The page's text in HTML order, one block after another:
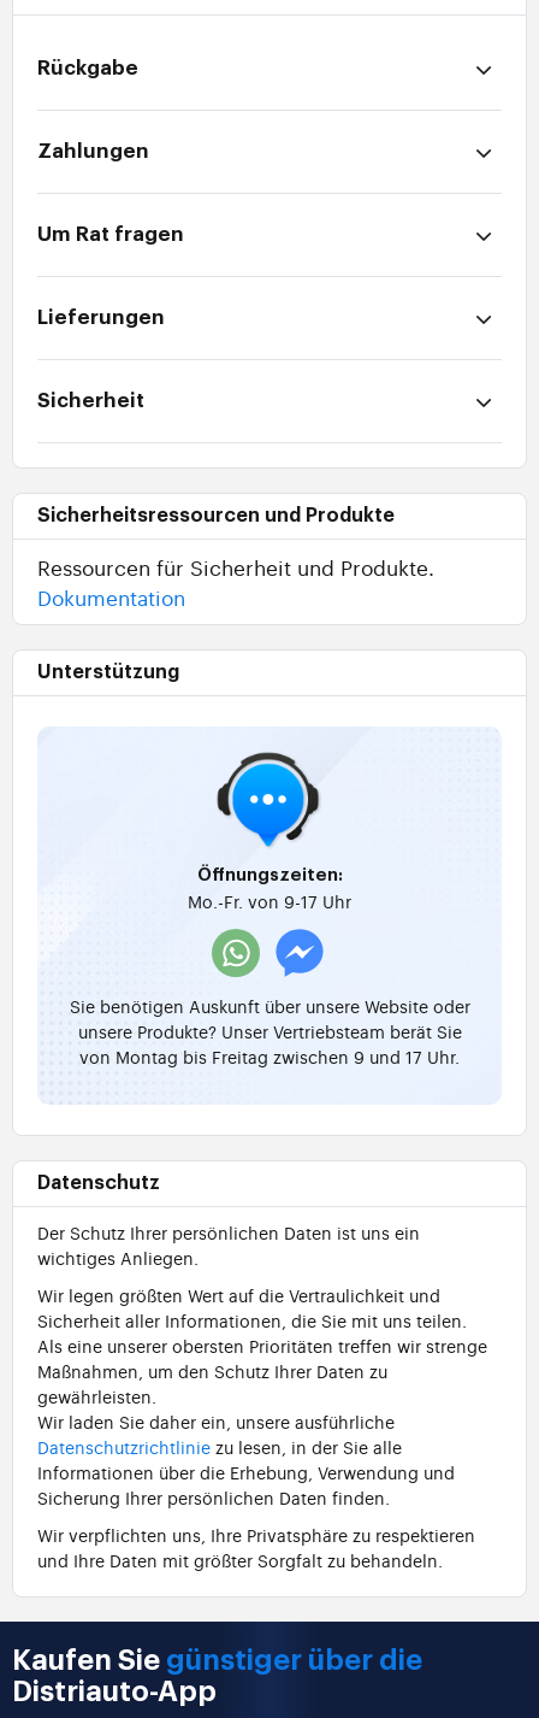
Rückgabe
Zahlungen
Um Rat fragen
Lieferungen
Sicherheit
Sicherheitsressourcen und Produkte
Ressourcen für Sicherheit und Produkte.
Dokumentation
Unterstützung
Öffnungszeiten:
Mo.-Fr. von 9-17 Uhr
Sie benötigen Auskunft über unsere Website oder
unsere Produkte? Unser Vertriebsteam berät Sie
von Montag bis Freitag zwischen 9 und 17 Uhr.
Datenschutz
Der Schutz Ihrer persönlichen Daten ist uns ein
wichtiges Anliegen.
Wir legen größten Wert auf die Vertraulichkeit und
Sicherheit aller Informationen, die Sie mit uns teilen.
Als eine unserer obersten Prioritäten treffen wir strenge
Maßnahmen, um den Schutz Ihrer Daten zu
gewährleisten.
Wir laden Sie daher ein, unsere ausführliche
Datenschutzrichtlinie zu lesen, in der Sie alle
Informationen über die Erhebung, Verwendung und
Sicherung Ihrer persönlichen Daten finden.
Wir verpflichten uns, Ihre Privatsphäre zu respektieren
und Ihre Daten mit größter Sorgfalt zu behandeln.
Kaufen Sie günstiger über die
Distriauto-App